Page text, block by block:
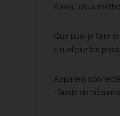
Alexa : deux
Que puis-je faire
cloud piur les
Appareils
: Guide de